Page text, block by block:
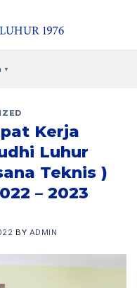
▼
Kerja
Luhur
Teknis )
– 2023
BY ADMIN